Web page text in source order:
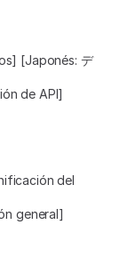
[Japonés: デ
de API]
del
general]